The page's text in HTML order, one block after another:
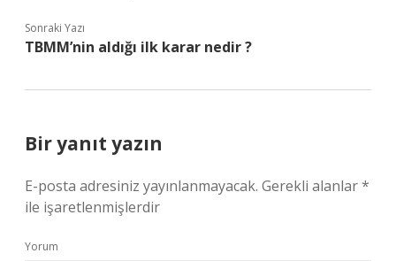
Sonraki Yazı
TBMM’nin aldığı ilk karar nedir ?
Bir yanıt yazın
E-posta adresiniz yayınlanmayacak. Gerekli alanlar*
ile işaretlenmişlerdir
Yorum